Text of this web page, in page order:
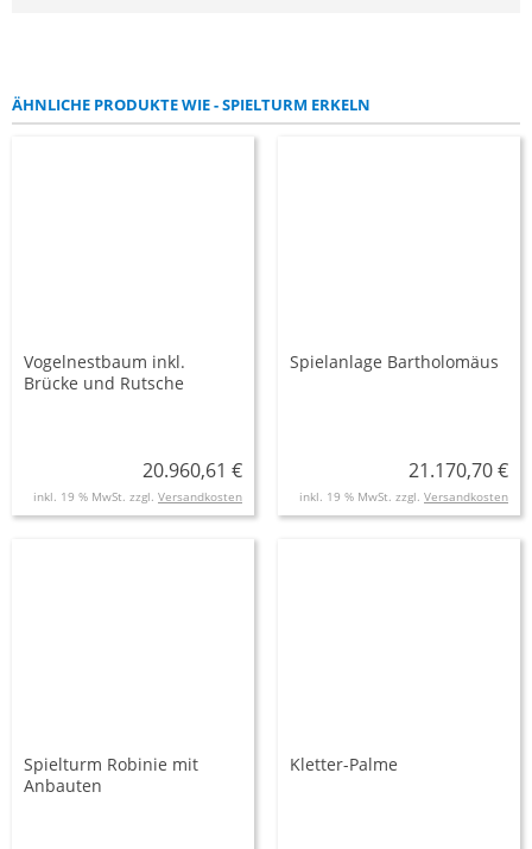
ÄHNLICHE PRODUKTE WIE - SPIELTURM ERKELN
Vogelnestbaum inkl.
Brücke und Rutsche
20.960,61 €
inkl. 19 % MwSt. zzgl. Versandkosten
Spielanlage Bartholomäus
21.170,70 €
inkl. 19 % MwSt. zzgl. Versandkosten
Spielturm Robinie mit
Anbauten
Kletter-Palme